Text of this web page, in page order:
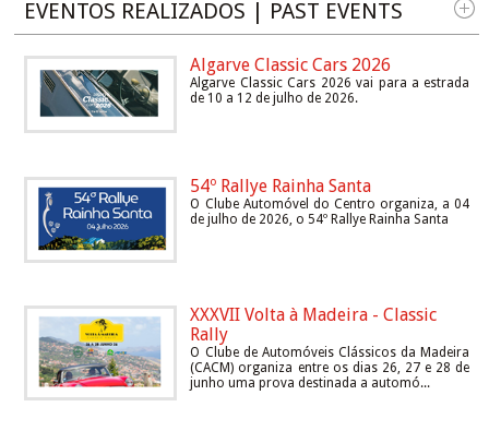
EVENTOS REALIZADOS | PAST EVENTS
Algarve Classic Cars 2026
Algarve Classic Cars 2026 vai para a estrada
de 10 a 12 de julho de 2026.
54º Rallye Rainha Santa
O Clube Automóvel do Centro organiza, a 04
de julho de 2026, o 54º Rallye Rainha Santa
XXXVII Volta à Madeira - Classic
Rally
O Clube de Automóveis Clássicos da Madeira
(CACM) organiza entre os dias 26, 27 e 28 de
junho uma prova destinada a automó...